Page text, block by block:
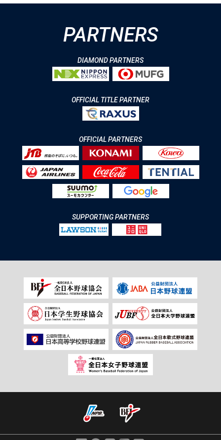
PARTNERS
DIAMOND PARTNERS
OFFICIAL TITLE PARTNER
OFFICIAL PARTNERS
SUPPORTING PARTNERS